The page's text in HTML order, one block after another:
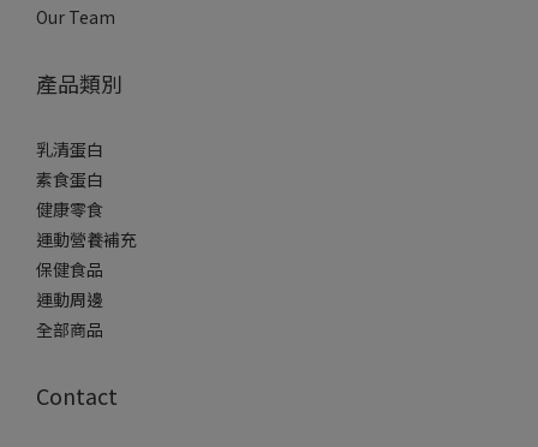
Our Team
產品類別
乳清蛋白
素食蛋白
健康零食
運動營養補充
保健食品
運動周邊
全部商品
Contact